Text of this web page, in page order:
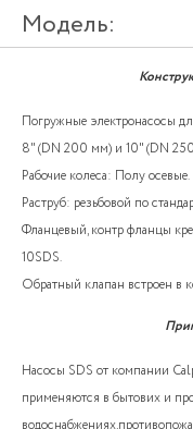
Модель:
Погружные электронасосы
8" (DN 200 мм) и 10" (DN
Рабочие колеса: Полу осевые.
Раструб: резьбовой по
Фланцевый, контр фланцы
10SDS.
Обратный клапан встроен в
Насосы SDS от компании
применяются в бытових и